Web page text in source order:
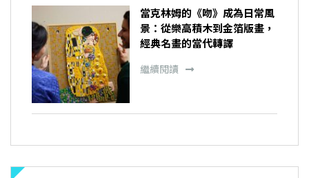
當克林姆的《吻》成為日常風
景：從樂高積木到金箔版畫，
經典名畫的當代轉譯
繼續閱讀